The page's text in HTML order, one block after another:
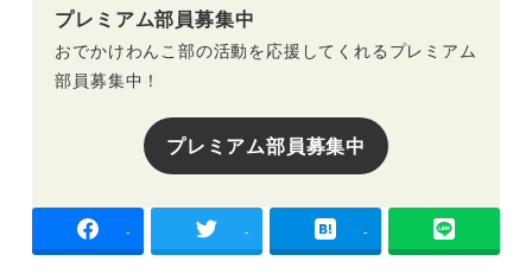
プレミアム部員募集中
おでかけわんこ部の活動を応援してくれるプレミアム
部員募集中！
プレミアム部員募集中
- - -